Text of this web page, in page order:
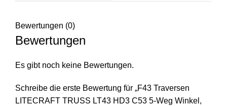
Bewertungen (0)
Bewertungen
Es gibt noch keine Bewertungen.
Schreibe die erste Bewertung für „F43 Traversen
LITECRAFT TRUSS LT43 HD3 C53 5-Weg Winkel,